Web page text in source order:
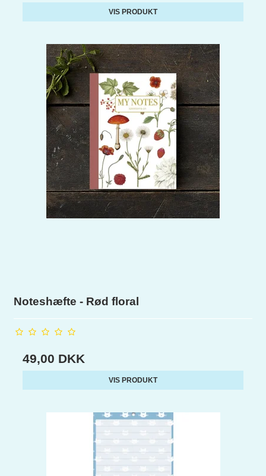
VIS PRODUKT
Noteshæfte - Rød floral
49,00 DKK
VIS PRODUKT